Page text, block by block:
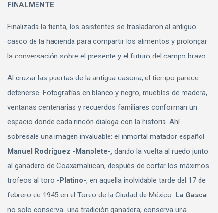
FINALMENTE
Finalizada la tienta, los asistentes se trasladaron al antiguo
casco de la hacienda para compartir los alimentos y prolongar
la conversación sobre el presente y el futuro del campo bravo.
Al cruzar las puertas de la antigua casona, el tiempo parece
detenerse. Fotografías en blanco y negro, muebles de madera,
ventanas centenarias y recuerdos familiares conforman un
espacio donde cada rincón dialoga con la historia. Ahí
sobresale una imagen invaluable: el inmortal matador español
Manuel Rodríguez -Manolete-, dando la vuelta al ruedo junto
al ganadero de Coaxamalucan, después de cortar los máximos
trofeos al toro -Platino-, en aquella inolvidable tarde del 17 de
febrero de 1945 en el Toreo de la Ciudad de México. La Gasca
no solo conserva una tradición ganadera; conserva una